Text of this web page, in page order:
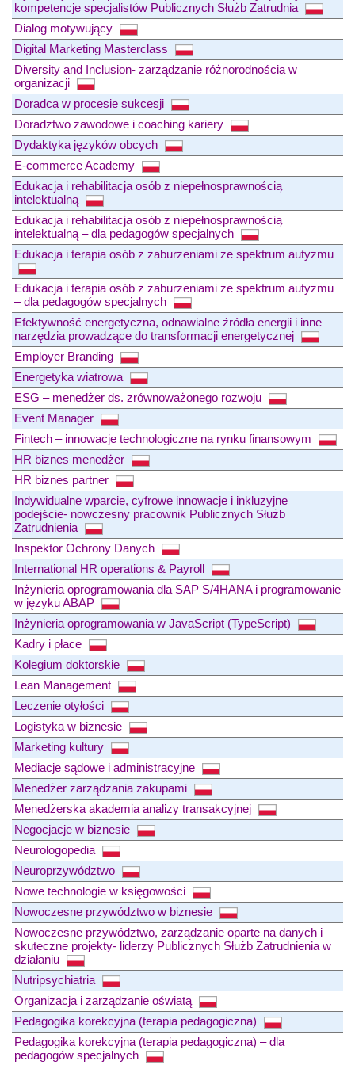
kompetencje specjalistów Publicznych Służb Zatrudnia
Dialog motywujący
Digital Marketing Masterclass
Diversity and Inclusion- zarządzanie różnorodnościa w
organizacji
Doradca w procesie sukcesji
Doradztwo zawodowe i coaching kariery
Dydaktyka języków obcych
E-commerce Academy
Edukacja i rehabilitacja osób z niepełnosprawnością
intelektualną
Edukacja i rehabilitacja osób z niepełnosprawnością
intelektualną – dla pedagogów specjalnych
Edukacja i terapia osób z zaburzeniami ze spektrum autyzmu
Edukacja i terapia osób z zaburzeniami ze spektrum autyzmu
– dla pedagogów specjalnych
Efektywność energetyczna, odnawialne źródła energii i inne
narzędzia prowadzące do transformacji energetycznej
Employer Branding
Energetyka wiatrowa
ESG – menedżer ds. zrównoważonego rozwoju
Event Manager
Fintech – innowacje technologiczne na rynku finansowym
HR biznes menedżer
HR biznes partner
Indywidualne wparcie, cyfrowe innowacje i inkluzyjne
podejście- nowczesny pracownik Publicznych Służb
Zatrudnienia
Inspektor Ochrony Danych
International HR operations & Payroll
Inżynieria oprogramowania dla SAP S/4HANA i programowanie
w języku ABAP
Inżynieria oprogramowania w JavaScript (TypeScript)
Kadry i płace
Kolegium doktorskie
Lean Management
Leczenie otyłości
Logistyka w biznesie
Marketing kultury
Mediacje sądowe i administracyjne
Menedżer zarządzania zakupami
Menedżerska akademia analizy transakcyjnej
Negocjacje w biznesie
Neurologopedia
Neuroprzywództwo
Nowe technologie w księgowości
Nowoczesne przywództwo w biznesie
Nowoczesne przywództwo, zarządzanie oparte na danych i
skuteczne projekty- liderzy Publicznych Służb Zatrudnienia w
działaniu
Nutripsychiatria
Organizacja i zarządzanie oświatą
Pedagogika korekcyjna (terapia pedagogiczna)
Pedagogika korekcyjna (terapia pedagogiczna) – dla
pedagogów specjalnych